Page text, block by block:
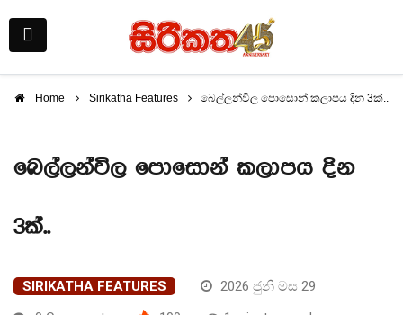
Home Sirikatha Features බෙල්ලන්විල පොසොන් කලාපය දින 3ක්..
බෙල්ලන්විල පොසොන් කලාපය දින
3ක්..
SIRIKATHA FEATURES
2026 ජුනි මස 29